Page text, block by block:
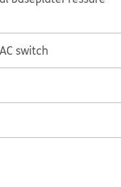
switch